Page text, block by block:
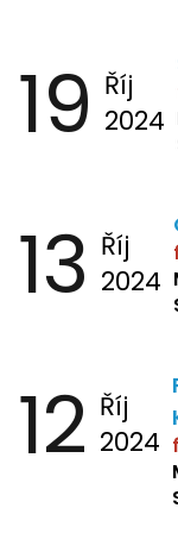
19 Říj
2024
13 Říj
2024
12 Říj
2024